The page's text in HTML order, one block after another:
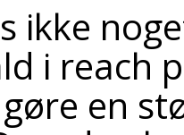
ikke
i reach
en